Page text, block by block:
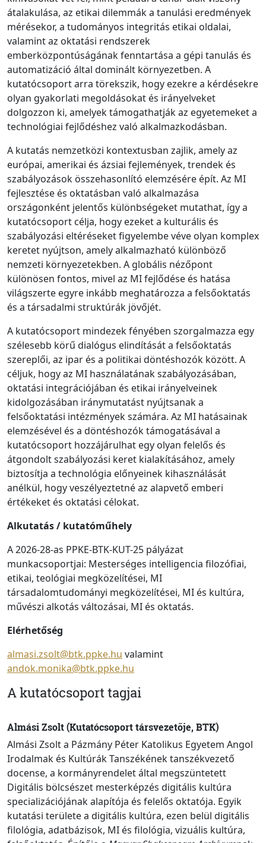
átalakulása, az etikai dilemmák a tanulási eredmények
mérésekor, a tudományos integritás etikai oldalai,
valamint az oktatási rendszerek
emberközpontúságának fenntartása a gépi tanulás és
automatizáció által dominált környezetben. A
kutatócsoport arra törekszik, hogy ezekre a kérdésekre
olyan gyakorlati megoldásokat és irányelveket
dolgozzon ki, amelyek támogathatják az egyetemeket a
technológiai fejlődéshez való alkalmazkodásban.
A kutatás nemzetközi kontextusban zajlik, amely az
európai, amerikai és ázsiai fejlemények, trendek és
szabályozások összehasonlító elemzésére épít. Az MI
fejlesztése és oktatásban való alkalmazása
országonként jelentős különbségeket mutathat, így a
kutatócsoport célja, hogy ezeket a kulturális és
szabályozási eltéréseket figyelembe véve olyan komplex
keretet nyújtson, amely alkalmazható különböző
nemzeti környezetekben. A globális nézőpont
különösen fontos, mivel az MI fejlődése és hatása
világszerte egyre inkább meghatározza a felsőoktatás
és a társadalmi struktúrák jövőjét.
A kutatócsoport mindezek fényében szorgalmazza egy
szélesebb körű dialógus elindítását a felsőoktatás
szereplői, az ipar és a politikai döntéshozók között. A
céljuk, hogy az MI használatának szabályozásában,
oktatási integrációjában és etikai irányelveinek
kidolgozásában iránymutatást nyújtsanak a
felsőoktatási intézmények számára. Az MI hatásainak
elemzésével és a döntéshozók támogatásával a
kutatócsoport hozzájárulhat egy olyan felelős és
átgondolt szabályozási keret kialakításához, amely
biztosítja a technológia előnyeinek kihasználását
anélkül, hogy veszélyeztetné az alapvető emberi
értékeket és oktatási célokat.
Alkutatás / kutatóműhely
A 2026-28-as PPKE-BTK-KUT-25 pályázat
munkacsoportjai: Mesterséges intelligencia filozófiai,
etikai, teológiai megközelítései, MI
társadalomtudományi megközelítései, MI és kultúra,
művészi alkotás változásai, MI és oktatás.
Elérhetőség
almasi.zsolt@btk.ppke.hu valamint
andok.monika@btk.ppke.hu
A kutatócsoport tagjai
Almási Zsolt (Kutatócsoport társvezetője, BTK)
Almási Zsolt a Pázmány Péter Katolikus Egyetem Angol
Irodalmak és Kultúrák Tanszékének tanszékvezető
docense, a kormányrendelet által megszüntetett
Digitális bölcsészet mesterképzés digitális kultúra
specializációjának alapítója és felelős oktatója. Egyik
kutatási területe a digitális kultúra, ezen belül digitális
filológia, adatbázisok, MI és filológia, vizuális kultúra,